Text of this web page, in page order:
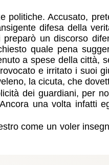
politiche. Accusato,
difesa della
un discorso
quale pena
a spese della città,
e irritato i suoi
la cicuta, che
dei guardiani, per
una volta infatti
come un voler